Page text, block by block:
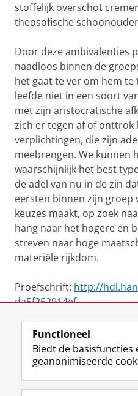
stoffelijk overschot
theosofische
Door deze ambivalenties
naadloos binnen de
het gaat te ver om hem te
leefde niet in een soort
met zijn aristocratische
zich er tegen af of onttrok
verplichtingen, die zijn
meebrengen. We kunnen
waarschijnlijk het best
de adel van nu in de zin
eersten binnen zijn
keuzes maakt, op zoek
hang naar het hogere en
streven naar hoge
materiële rijkdom.
Proefschrift: http://
da5f252914ef
View this page in:English
Volg de RUG
Functioneel
Biedt de basisfuncties
geanonimiseerde